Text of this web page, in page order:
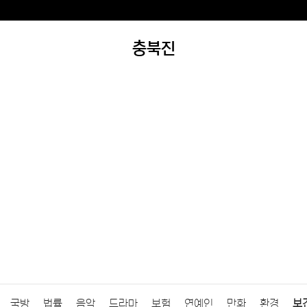
충북진
국방 법률 음악 드라마 보험 연예인 만화 환경 보